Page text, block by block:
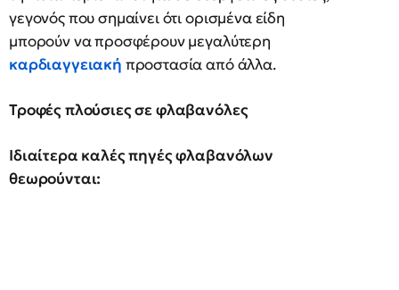
γεγονός που σημαίνει ότι ορισμένα είδη
μπορούν να προσφέρουν μεγαλύτερη
καρδιαγγειακή προστασία από άλλα.
Τροφές πλούσιες σε φλαβανόλες
Ιδιαίτερα καλές πηγές φλαβανόλων
θεωρούνται: